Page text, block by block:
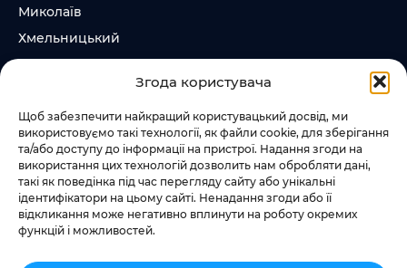
Згода користувача
Щоб забезпечити найкращий користувацький досвід, ми
використовуємо такі технології, як файли cookie, для зберігання
та/або доступу до інформації на пристрої. Надання згоди на
використання цих технологій дозволить нам обробляти дані,
такі як поведінка під час перегляду сайту або унікальні
ідентифікатори на цьому сайті. Ненадання згоди або її
відкликання може негативно вплинути на роботу окремих
функцій і можливостей.
Миколаїв
Хмельницький
Суми
Слідкувати за нами
+38 073 185 81 11
+38 067 457 86 44